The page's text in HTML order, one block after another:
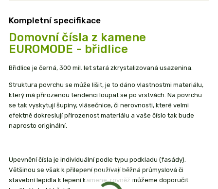
Kompletní specifikace
Domovní čísla z kamene
EUROMODE - břidlice
Břidlice je černá, 300 mil. let stará zkrystalizovaná usazenina.
Struktura povrchu se může lišit, je to dáno vlastnostmi materiálu,
který má přirozenou tendenci loupat se po vrstvách. Na povrchu
se tak vyskytují šupiny, vlásečnice, či nerovnosti, které velmi
efektně dokreslují přirozenost materiálu a vaše číslo tak bude
naprosto originální.
Upevnění čísla je individuální podle typu podkladu (fasády).
Většinou se však k přilepení používají běžná průmyslová či
stavební lepidla k lepení kamene, rovněž můžeme doporučit